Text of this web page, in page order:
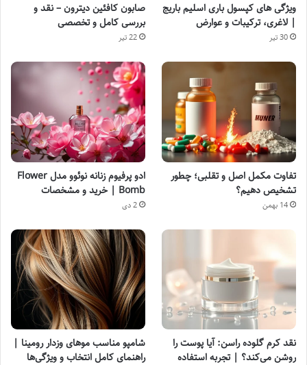
ویژگی های کپسول باری اسلیم باریج
| لاغری، ترکیبات و عوارض
30 تیر
صابون کافئین دیترون – نقد و
بررسی کامل و تخصصی
22 تیر
تفاوت مکمل اصل و تقلبی؛ چطور
تشخیص دهیم؟
14 بهمن
ادو پرفیوم زنانه نوئوو مدل Flower
Bomb | خرید و مشخصات
2 دی
نقد کرم گلوده راسن: آیا پوست را
روشن می‌کند؟ | تجربه استفاده
شامپو مناسب موهای وزدار رومینا |
راهنمای کامل انتخاب و ویژگی‌ها